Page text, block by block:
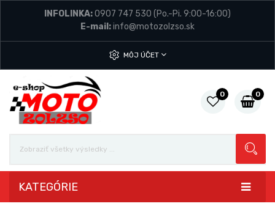
INFOLINKA:0907 747 530 (Po.-Pi. 9:00-16:00)
E-mail:info@motozolzso.sk
MÔJ ÚČET
0 0
KATEGÓRIE